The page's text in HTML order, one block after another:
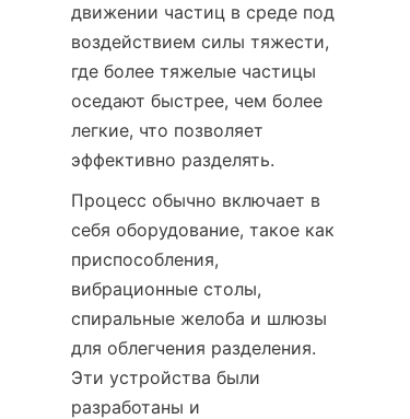
движении частиц в среде под
воздействием силы тяжести,
где более тяжелые частицы
оседают быстрее, чем более
легкие, что позволяет
эффективно разделять.
Процесс обычно включает в
себя оборудование, такое как
приспособления,
вибрационные столы,
спиральные желоба и шлюзы
для облегчения разделения.
Эти устройства были
разработаны и